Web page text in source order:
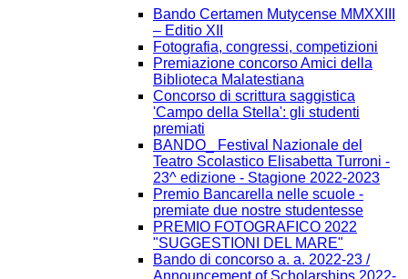
Bando Certamen Mutycense MMXXIII
– Editio XII
Fotografia, congressi, competizioni
Premiazione concorso Amici della
Biblioteca Malatestiana
Concorso di scrittura saggistica
'Campo della Stella': gli studenti
premiati
BANDO_ Festival Nazionale del
Teatro Scolastico Elisabetta Turroni -
23^ edizione - Stagione 2022-2023
Premio Bancarella nelle scuole -
premiate due nostre studentesse
PREMIO FOTOGRAFICO 2022
"SUGGESTIONI DEL MARE"
Bando di concorso a. a. 2022-23 /